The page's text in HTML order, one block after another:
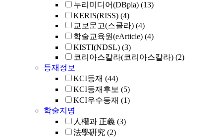
누리미디어(DBpia) (13)
KERIS(RISS) (4)
교보문고(스콜라) (4)
학술교육원(eArticle) (4)
KISTI(NDSL) (3)
코리아스칼라(코리아스칼라) (2)
등재정보
KCI등재 (44)
KCI등재후보 (5)
KCI우수등재 (1)
학술지명
人權과 正義 (3)
法學硏究 (2)